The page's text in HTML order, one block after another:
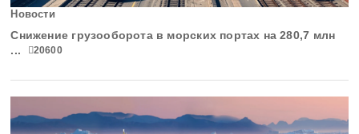
Тыва
Тюменская область
Удмуртская Республика
Новости
Снижение грузооборота в морских портах на 280,7 млн
...
20600